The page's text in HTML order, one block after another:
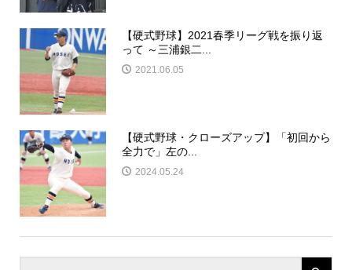
【硬式野球】2021春季リーグ戦を振り返
って ～三浦銀二...
2021.06.05
【硬式野球・クローズアップ】「初回から
全力で」左の...
2024.05.24